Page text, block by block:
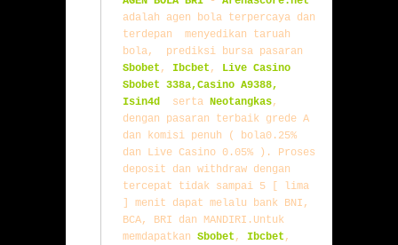
adalah agen bola terpercaya dan
terdepan  menyedikan taruah
Sbobet , Ibcbet , Live Casino
Sbobet 338a,Casino A9388,
Isin4d
serta Neotangkas,
dengan pasaran terbaik grede A
dan komisi penuh ( bola0.25%
dan Live Casino 0.05% ). Proses
deposit dan withdraw dengan
tercepat tidak sampai 5 [ lima
] menit dapat melalu bank BNI,
BCA, BRI dan MANDIRI.Untuk
memdapatkan Sbobet , Ibcbet